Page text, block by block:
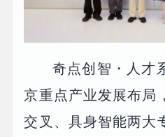
奇点创智・人才
京重点产业发展布局
交叉、具身智能两大